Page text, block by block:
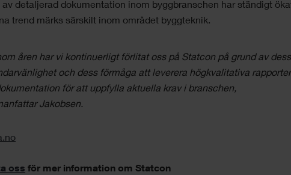
av detaljerad dokumentation inom byggbranschen har ständigt
trend märks särskilt inom området byggteknik.
åren har vi kontinuerligt förlitat oss på Statcon på grund av dess
och dess förmåga att leverera högkvalitativa rapporter
för att uppfylla aktuella krav i branschen,
Jakobsen.
oss för mer information om Statcon